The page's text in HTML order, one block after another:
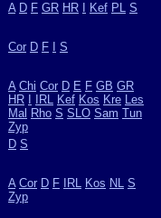
A D F GR HR Kef PL S
Cor D F S
A Chi Cor D E F GB GR
HR
IRL Kef Kos Kre Les
Mal Rho S SLO Sam Tun
Zyp
D S
A Cor D F IRL Kos NL S
Zyp